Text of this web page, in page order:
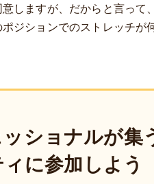
しますが、だからと言って
ジションでのストレッチが
ショナルが集
に参加しよう